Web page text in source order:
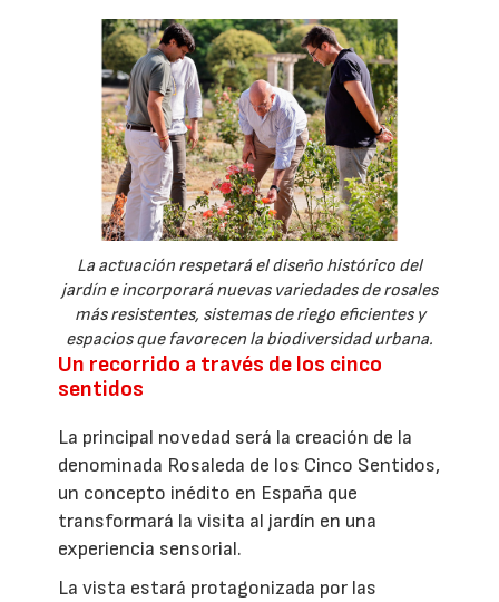
La actuación respetará el diseño histórico del
jardín e incorporará nuevas variedades de rosales
más resistentes, sistemas de riego eficientes y
espacios que favorecen la biodiversidad urbana.
Un recorrido a través de los cinco
sentidos
La principal novedad será la creación de la
denominada Rosaleda de los Cinco Sentidos,
un concepto inédito en España que
transformará la visita al jardín en una
experiencia sensorial.
La vista estará protagonizada por las